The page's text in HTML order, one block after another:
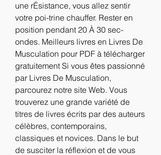
une rÉsistance, vous allez sentir
votre poi-trine chauffer. Rester en
position pendant 20 À 30 sec-
ondes. Meilleurs livres en Livres De
Musculation pour PDF à télécharger
gratuitement Si vous êtes passionné
par Livres De Musculation,
parcourez notre site Web. Vous
trouverez une grande variété de
titres de livres écrits par des auteurs
célèbres, contemporains,
classiques et novices. Dans le but
de susciter la réflexion et de vous